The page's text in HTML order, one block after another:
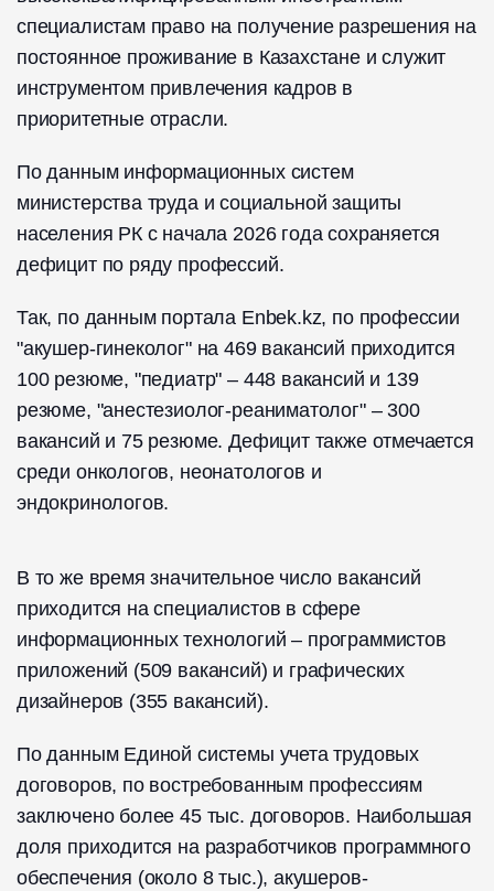
специалистам право на получение разрешения на
постоянное проживание в Казахстане и служит
инструментом привлечения кадров в
приоритетные отрасли.
По данным информационных систем
министерства труда и социальной защиты
населения РК с начала 2026 года сохраняется
дефицит по ряду профессий.
Так, по данным портала Enbek.kz, по профессии
"акушер-гинеколог" на 469 вакансий приходится
100 резюме, "педиатр" – 448 вакансий и 139
резюме, "анестезиолог-реаниматолог" – 300
вакансий и 75 резюме. Дефицит также отмечается
среди онкологов, неонатологов и
эндокринологов.
В то же время значительное число вакансий
приходится на специалистов в сфере
информационных технологий – программистов
приложений (509 вакансий) и графических
дизайнеров (355 вакансий).
По данным Единой системы учета трудовых
договоров, по востребованным профессиям
заключено более 45 тыс. договоров. Наибольшая
доля приходится на разработчиков программного
обеспечения (около 8 тыс.), акушеров-